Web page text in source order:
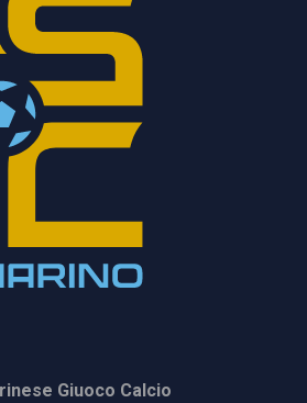
Giuoco Calcio